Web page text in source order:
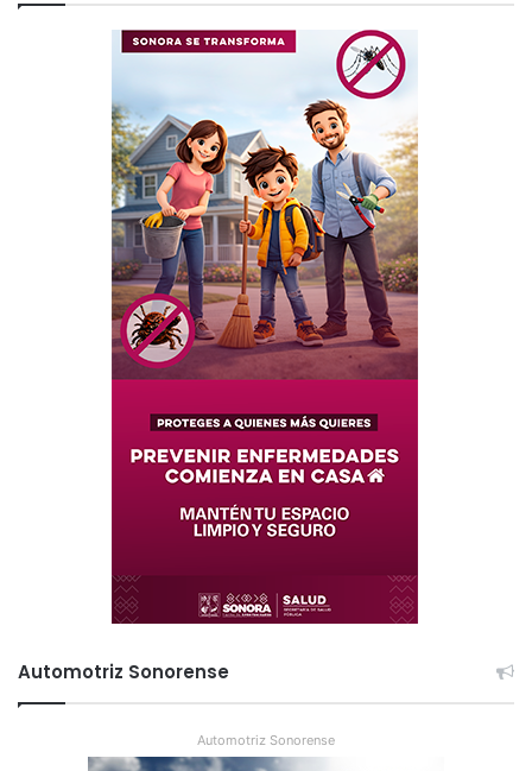
Automotriz Sonorense
Automotriz Sonorense